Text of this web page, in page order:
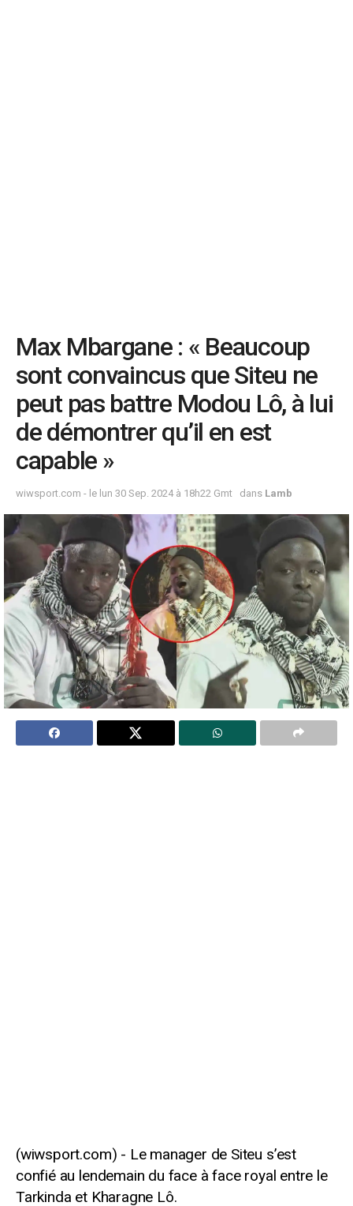
Max Mbargane : « Beaucoup
sont convaincus que Siteu ne
peut pas battre Modou Lô, à lui
de démontrer qu’il en est
capable »
wiwsport.com - le lun 30 Sep. 2024 à 18h22 Gmt dans Lamb
Le manager de Siteu s’est
confié au lendemain du face à face royal entre le
Tarkinda et Kharagne Lô.